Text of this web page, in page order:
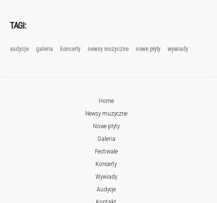
TAGI:
audycje galeria koncerty newsy muzyczne nowe płyty wywiady
Home
Newsy muzyczne
Nowe płyty
Galeria
Festiwale
Koncerty
Wywiady
Audycje